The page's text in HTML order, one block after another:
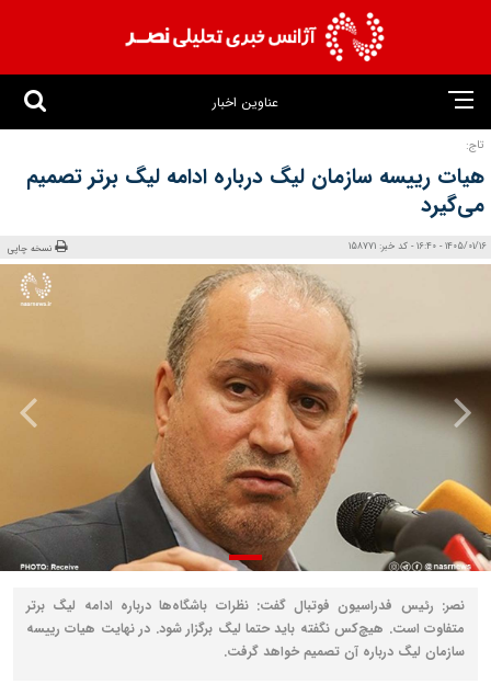
عناوین اخبار
تاج:
هیات رییسه سازمان لیگ درباره ادامه لیگ برتر تصمیم
می‌گیرد
1405/01/16 - 16:40 - کد خبر: 158771 نسخه چاپی
نصر: رئیس فدراسیون فوتبال گفت: نظرات باشگاه‌ها درباره ادامه لیگ برتر
متفاوت است. هیچ‌کس نگفته باید حتما لیگ برگزار شود. در نهایت هیات رییسه
سازمان لیگ درباره آن تصمیم خواهد گرفت.